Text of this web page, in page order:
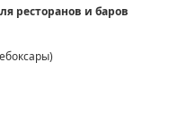
ресторанов и баров